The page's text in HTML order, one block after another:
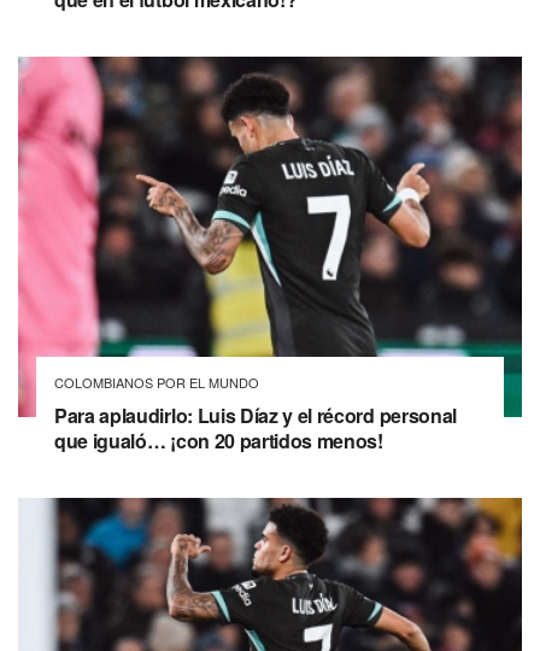
COLOMBIANOS POR EL MUNDO
Para aplaudirlo: Luis Díaz y el récord personal
que igualó… ¡con 20 partidos menos!